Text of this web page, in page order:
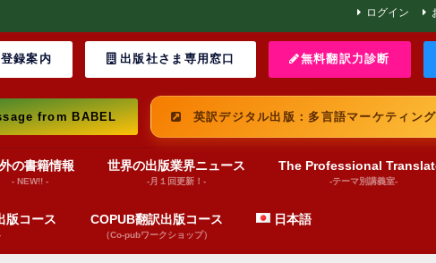
ログイン
録案内 出版社さま専用窓口 無料翻訳力診断
from BABEL 英訳デジタル出版：多言語マーケティン
の書籍情報
- NEW!! -
世界の出版業界ニュース
-月１回更新！-
The Professional
-テーマ別講義室-
版コース COPUB翻訳出版コース
（Co-pubワークショップ）
日本語